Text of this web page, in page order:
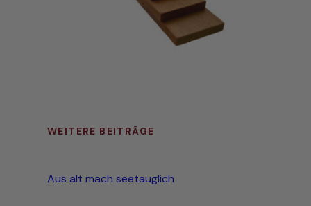
WEITERE BEITRÄGE
Aus alt mach seetauglich